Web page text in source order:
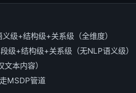
级+结构级+关系级（全维度）
级+结构级+关系级（无NLP语义级）
本内容）
MSDP管道